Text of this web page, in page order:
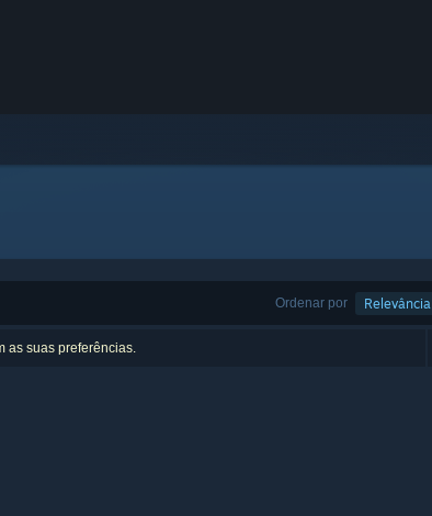
Ordenar por Relevância
as suas preferências.